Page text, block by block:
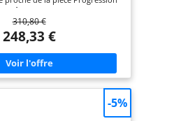
: grâce au moteur sans charbon
18V System Bosch - batterie
: ProCORE18V 4.0Ah. Grande
: grâce au concept d’utilisation
de plateaux de ponçage
AMPShare : Les batteries et
compatibles avec le
Livré avec : GSS 18V-13, sac à
80 x 130 mm, 1 plateau
310,80 €
248,33 €
-5%